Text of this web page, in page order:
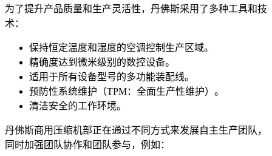
为了提升产品质量和生产灵活性，丹佛斯采用了多种工具和技
术：
保持恒定温度和湿度的空调控制生产区域。
精确度达到微米级别的数控设备。
适用于所有设备型号的多功能装配线。
预防性系统维护（TPM：全面生产性维护）。
清洁安全的工作环境。
丹佛斯商用压缩机部正在通过不同方式来发展自主生产团队，
同时加强团队协作和团队参与，例如：